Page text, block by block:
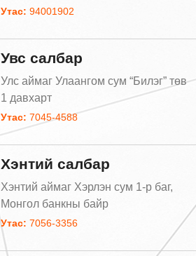
Утас: 94001902
Увс салбар
Улс аймаг Улаангом сум “Билэг” төв
1 давхарт
Утас: 7045-4588
Хэнтий салбар
Хэнтий аймаг Хэрлэн сум 1-р баг,
Монгол банкны байр
Утас: 7056-3356